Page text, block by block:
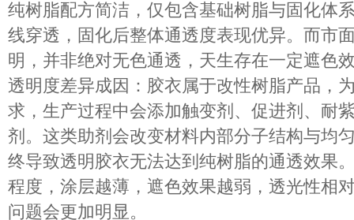
纯树脂配方简洁，仅包含基础树脂与固化体
线穿透，固化后整体通透度表现优异。而市
明，并非绝对无色通透，天生存在一定遮色
透明度差异成因 ：胶衣属于改性树脂产品，
求，生产过程中会添加触变剂、促进剂、耐
剂。这类助剂会改变材料内部分子结构与均
终导致透明胶衣无法达到纯树脂的通透效果
程度， 涂层越薄，遮色效果越弱，透光性相
问题会更加明显。